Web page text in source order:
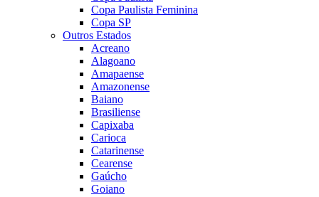
Copa Paulista Feminina
Copa SP
Outros Estados
Acreano
Alagoano
Amapaense
Amazonense
Baiano
Brasiliense
Capixaba
Carioca
Catarinense
Cearense
Gaúcho
Goiano